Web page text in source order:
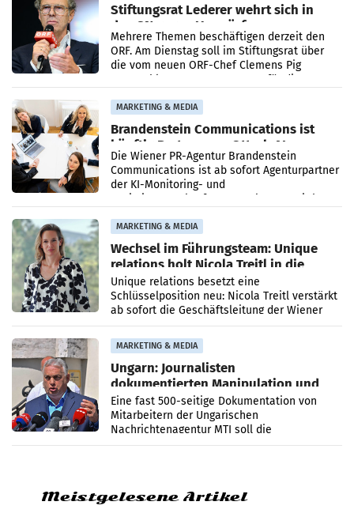
Stiftungsrat Lederer wehrt sich in
den SN gegen Vorwürfe
Mehrere Themen beschäftigen derzeit den
ORF. Am Dienstag soll im Stiftungsrat über
die vom neuen ORF-Chef Clemens Pig
vorgeschlagenen Besetzungen für die
MARKETING & MEDIA
Brandenstein Communications ist
künftig Partner von OtterlyAI
Die Wiener PR-Agentur Brandenstein
Communications ist ab sofort Agenturpartner
der KI-Monitoring- und
Optimierungsplattform OtterlyAI. Damit baut
MARKETING & MEDIA
Wechsel im Führungsteam: Unique
relations holt Nicola Treitl in die
Geschäftsleitung
Unique relations besetzt eine
Schlüsselposition neu: Nicola Treitl verstärkt
ab sofort die Geschäftsleitung der Wiener
PR-Agentur an der Seite von Josef Kalina und
Anna Kalina-Mahr.
MARKETING & MEDIA
Ungarn: Journalisten
dokumentierten Manipulation und
Zensur
Eine fast 500-seitige Dokumentation von
Mitarbeitern der Ungarischen
Nachrichtenagentur MTI soll die
systematische Nachrichten-Manipulation und
Meistgelesene Artikel